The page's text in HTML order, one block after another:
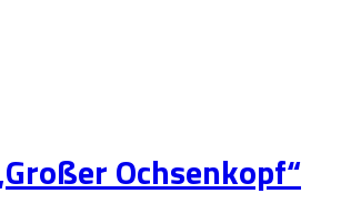
Ochsenkopf“